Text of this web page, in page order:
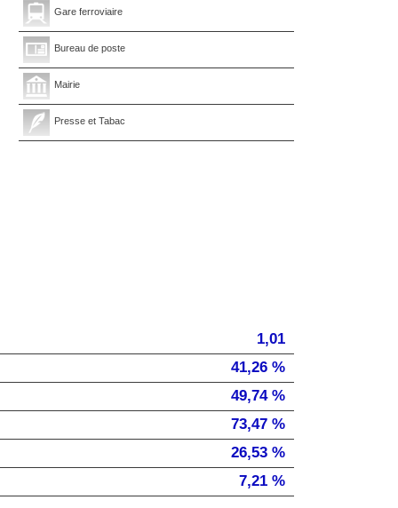
Gare ferroviaire
Bureau de poste
Mairie
Presse et Tabac
1,01
41,26 %
49,74 %
73,47 %
26,53 %
7,21 %